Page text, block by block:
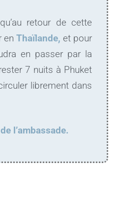
retour de cette
en Thaïlande, et pour
en passer par la
7 nuits à Phuket
librement dans
l’ambassade.